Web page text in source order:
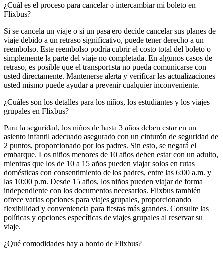
¿Cuál es el proceso para cancelar o intercambiar mi boleto en
Flixbus?
Si se cancela un viaje o si un pasajero decide cancelar sus planes de
viaje debido a un retraso significativo, puede tener derecho a un
reembolso. Este reembolso podría cubrir el costo total del boleto o
simplemente la parte del viaje no completada. En algunos casos de
retraso, es posible que el transportista no pueda comunicarse con
usted directamente. Mantenerse alerta y verificar las actualizaciones
usted mismo puede ayudar a prevenir cualquier inconveniente.
¿Cuáles son los detalles para los niños, los estudiantes y los viajes
grupales en Flixbus?
Para la seguridad, los niños de hasta 3 años deben estar en un
asiento infantil adecuado asegurado con un cinturón de seguridad de
2 puntos, proporcionado por los padres. Sin esto, se negará el
embarque. Los niños menores de 10 años deben estar con un adulto,
mientras que los de 10 a 15 años pueden viajar solos en rutas
domésticas con consentimiento de los padres, entre las 6:00 a.m. y
las 10:00 p.m. Desde 15 años, los niños pueden viajar de forma
independiente con los documentos necesarios. Flixbus también
ofrece varias opciones para viajes grupales, proporcionando
flexibilidad y conveniencia para fiestas más grandes. Consulte las
políticas y opciones específicas de viajes grupales al reservar su
viaje.
¿Qué comodidades hay a bordo de Flixbus?